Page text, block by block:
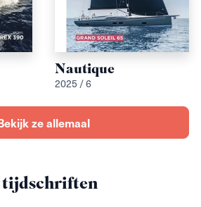
Nautique
2025 / 6
ze allemaal
tijdschriften